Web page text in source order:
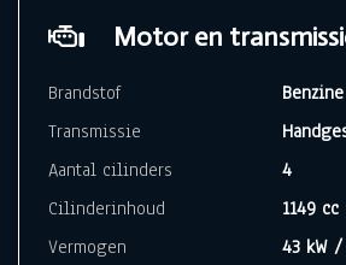
Motor en
Brandstof
Benzine
Transmissie
Aantal cilinders
4
Cilinderinhoud
1149 cc
Vermogen
43 kW /